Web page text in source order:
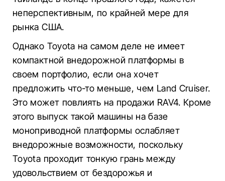
неперспективным, по крайней мере для
рынка США.
Однако Toyota на самом деле не имеет
компактной внедорожной платформы в
своем портфолио, если она хочет
предложить что-то меньше, чем Land Cruiser.
Это может повлиять на продажи RAV4. Кроме
этого выпуск такой машины на базе
моноприводной платформы ослабляет
внедорожные возможности, поскольку
Toyota проходит тонкую грань между
удовольствием от бездорожья и